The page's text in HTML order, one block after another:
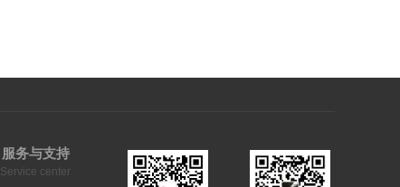
服务与支持
Service center